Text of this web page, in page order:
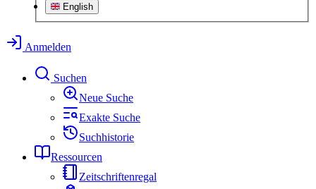
English
Anmelden
Suchen
Neue Suche
Exakte Suche
Suchhistorie
Ressourcen
Zeitschriftenregal